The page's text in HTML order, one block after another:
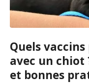
Quels
avec un chiot
et bonnes